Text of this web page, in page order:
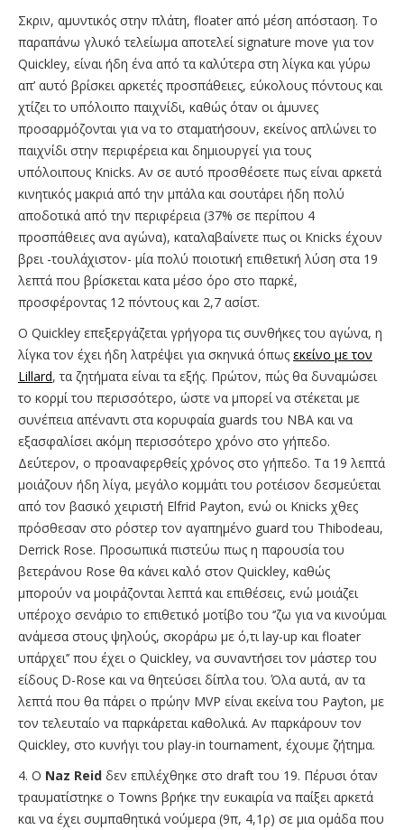
Σκριν, αμυντικός στην πλάτη, floater από μέση απόσταση. Το
παραπάνω γλυκό τελείωμα αποτελεί signature move για τον
Quickley, είναι ήδη ένα από τα καλύτερα στη λίγκα και γύρω
απ’ αυτό βρίσκει αρκετές προσπάθειες, εύκολους πόντους και
χτίζει το υπόλοιπο παιχνίδι, καθώς όταν οι άμυνες
προσαρμόζονται για να το σταματήσουν, εκείνος απλώνει το
παιχνίδι στην περιφέρεια και δημιουργεί για τους
υπόλοιπους Knicks. Αν σε αυτό προσθέσετε πως είναι αρκετά
κινητικός μακριά από την μπάλα και σουτάρει ήδη πολύ
αποδοτικά από την περιφέρεια (37% σε περίπου 4
προσπάθειες ανα αγώνα), καταλαβαίνετε πως οι Knicks έχουν
βρει -τουλάχιστον- μία πολύ ποιοτική επιθετική λύση στα 19
λεπτά που βρίσκεται κατα μέσο όρο στο παρκέ,
προσφέροντας 12 πόντους και 2,7 ασίστ.
O Quickley επεξεργάζεται γρήγορα τις συνθήκες του αγώνα, η
λίγκα τον έχει ήδη λατρέψει για σκηνικά όπως εκείνο με τον
Lillard, τα ζητήματα είναι τα εξής. Πρώτον, πώς θα δυναμώσει
το κορμί του περισσότερο, ώστε να μπορεί να στέκεται με
συνέπεια απέναντι στα κορυφαία guards του ΝΒΑ και να
εξασφαλίσει ακόμη περισσότερο χρόνο στο γήπεδο.
Δεύτερον, ο προαναφερθείς χρόνος στο γήπεδο. Τα 19 λεπτά
μοιάζουν ήδη λίγα, μεγάλο κομμάτι του ροτέισον δεσμεύεται
από τον βασικό χειριστή Elfrid Payton, ενώ οι Knicks χθες
πρόσθεσαν στο ρόστερ τον αγαπημένο guard του Thibodeau,
Derrick Rose. Προσωπικά πιστεύω πως η παρουσία του
βετεράνου Rose θα κάνει καλό στον Quickley, καθώς
μπορούν να μοιράζονται λεπτά και επιθέσεις, ενώ μοιάζει
υπέροχο σενάριο το επιθετικό μοτίβο του ‘’ζω για να κινούμαι
ανάμεσα στους ψηλούς, σκοράρω με ό,τι lay-up και floater
υπάρχει’’ που έχει ο Quickley, να συναντήσει τον μάστερ του
είδους D-Rose και να θητεύσει δίπλα του. Όλα αυτά, αν τα
λεπτά που θα πάρει ο πρώην MVP είναι εκείνα του Payton, με
τον τελευταίο να παρκάρεται καθολικά. Αν παρκάρουν τον
Quickley, στο κυνήγι του play-in tournament, έχουμε ζήτημα.
4. O Naz Reid δεν επιλέχθηκε στο draft του 19. Πέρυσι όταν
τραυματίστηκε ο Towns βρήκε την ευκαιρία να παίξει αρκετά
και να έχει συμπαθητικά νούμερα (9π, 4,1ρ) σε μια ομάδα που